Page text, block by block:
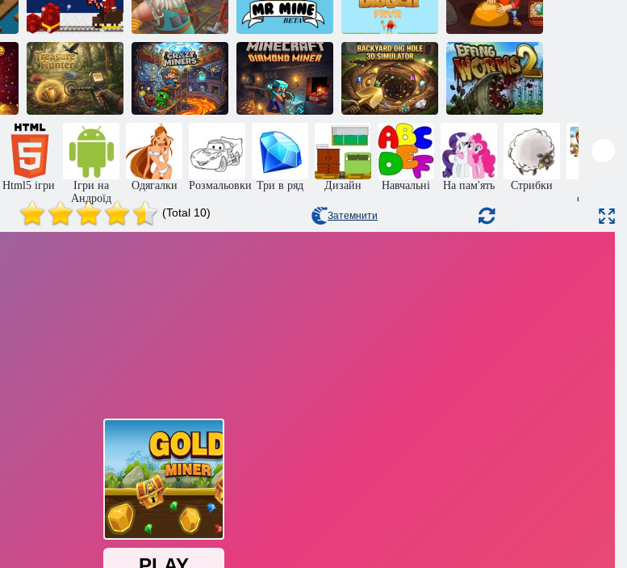
Золотий
рудник:
Різдвяний удар
Удар по золоту Містер мінер Золотошукач
Золотошукач
Джек
Мисливець за
скарбами
Божевільні
шахтарі
Майнкрафт
Алмазний
Шахтар
Симулятор
копання ями на
задньому дворі
Сильний
Черв'як 2
Html5 ігри
Ігри на
Андроїд
Одягалки Розмальовки Три в ряд Дизайн Навчальні На пам'ять Стрибки
онлайн
(Total 10) Затемнити